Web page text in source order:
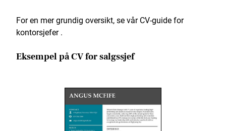
For en mer grundig oversikt, se vår CV-guide for
kontorsjefer .
Eksempel på CV for salgssjef